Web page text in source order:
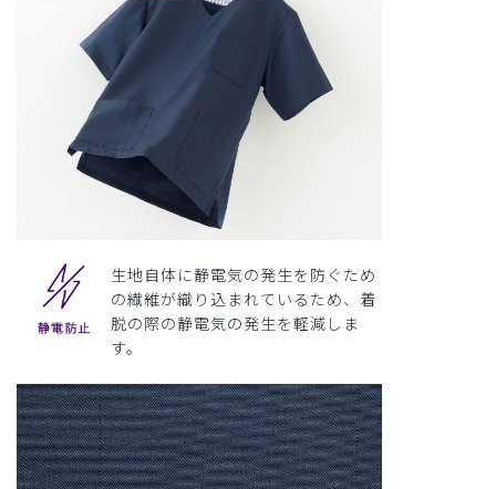
生地自体に静電気の発生を防ぐため
の繊維が織り込まれているため、着
脱の際の静電気の発生を軽減しま
す。